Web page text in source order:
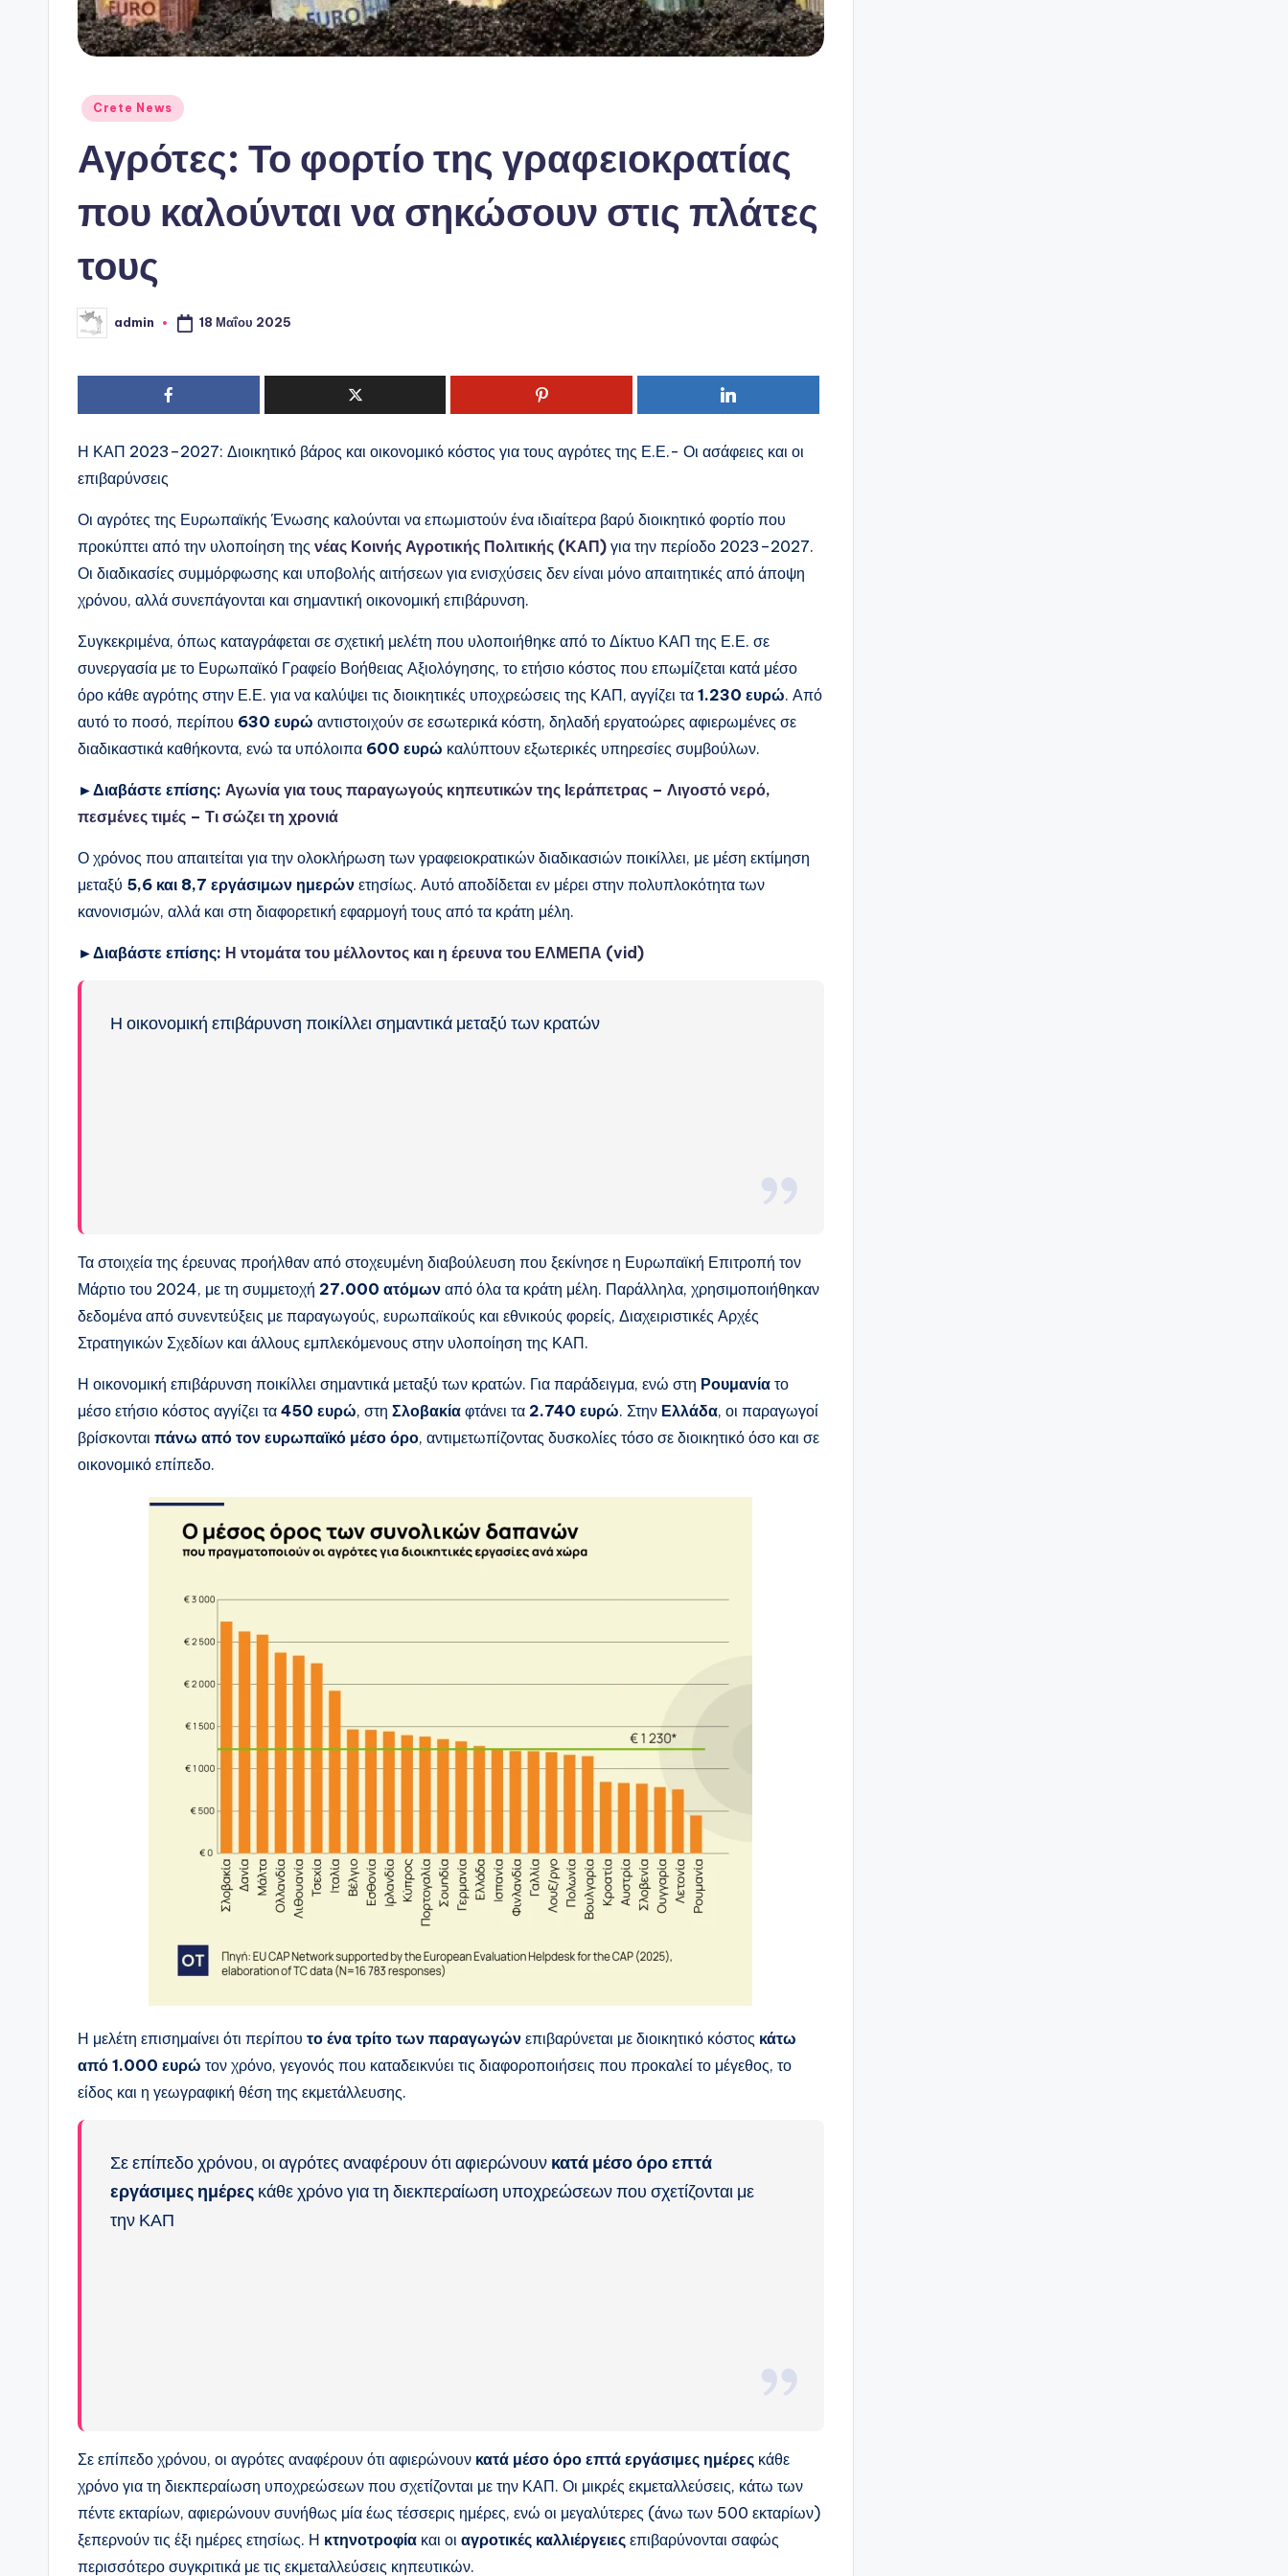
Αναρτήθηκε
Crete News
Αγρότες: Το φορτίο της γραφειοκρατίας
που καλούνται να σηκώσουν στις πλάτες
τους
Συγγραφέας:
admin 18 Μαΐου 2025
Η ΚΑΠ 2023–2027: Διοικητικό βάρος και οικονομικό κόστος για τους αγρότες της Ε.Ε.- Οι ασάφειες και οι
επιβαρύνσεις
Οι αγρότες της Ευρωπαϊκής Ένωσης καλούνται να επωμιστούν ένα ιδιαίτερα βαρύ διοικητικό φορτίο που
προκύπτει από την υλοποίηση της νέας Κοινής Αγροτικής Πολιτικής (ΚΑΠ) για την περίοδο 2023–2027.
Οι διαδικασίες συμμόρφωσης και υποβολής αιτήσεων για ενισχύσεις δεν είναι μόνο απαιτητικές από άποψη
χρόνου, αλλά συνεπάγονται και σημαντική οικονομική επιβάρυνση.
Συγκεκριμένα, όπως καταγράφεται σε σχετική μελέτη που υλοποιήθηκε από το Δίκτυο ΚΑΠ της Ε.Ε. σε
συνεργασία με το Ευρωπαϊκό Γραφείο Βοήθειας Αξιολόγησης, το ετήσιο κόστος που επωμίζεται κατά μέσο
όρο κάθε αγρότης στην Ε.Ε. για να καλύψει τις διοικητικές υποχρεώσεις της ΚΑΠ, αγγίζει τα 1.230 ευρώ. Από
αυτό το ποσό, περίπου 630 ευρώ αντιστοιχούν σε εσωτερικά κόστη, δηλαδή εργατοώρες αφιερωμένες σε
διαδικαστικά καθήκοντα, ενώ τα υπόλοιπα 600 ευρώ καλύπτουν εξωτερικές υπηρεσίες συμβούλων.
►Διαβάστε επίσης: Αγωνία για τους παραγωγούς κηπευτικών της Ιεράπετρας – Λιγοστό νερό,
πεσμένες τιμές – Τι σώζει τη χρονιά
Ο χρόνος που απαιτείται για την ολοκλήρωση των γραφειοκρατικών διαδικασιών ποικίλλει, με μέση εκτίμηση
μεταξύ 5,6 και 8,7 εργάσιμων ημερών ετησίως. Αυτό αποδίδεται εν μέρει στην πολυπλοκότητα των
κανονισμών, αλλά και στη διαφορετική εφαρμογή τους από τα κράτη μέλη.
►Διαβάστε επίσης: Η ντομάτα του μέλλοντος και η έρευνα του ΕΛΜΕΠΑ (vid)
Η οικονομική επιβάρυνση ποικίλλει σημαντικά μεταξύ των κρατών
Τα στοιχεία της έρευνας προήλθαν από στοχευμένη διαβούλευση που ξεκίνησε η Ευρωπαϊκή Επιτροπή τον
Μάρτιο του 2024, με τη συμμετοχή 27.000 ατόμων από όλα τα κράτη μέλη. Παράλληλα, χρησιμοποιήθηκαν
δεδομένα από συνεντεύξεις με παραγωγούς, ευρωπαϊκούς και εθνικούς φορείς, Διαχειριστικές Αρχές
Στρατηγικών Σχεδίων και άλλους εμπλεκόμενους στην υλοποίηση της ΚΑΠ.
Η οικονομική επιβάρυνση ποικίλλει σημαντικά μεταξύ των κρατών. Για παράδειγμα, ενώ στη Ρουμανία το
μέσο ετήσιο κόστος αγγίζει τα 450 ευρώ, στη Σλοβακία φτάνει τα 2.740 ευρώ. Στην Ελλάδα, οι παραγωγοί
βρίσκονται πάνω από τον ευρωπαϊκό μέσο όρο, αντιμετωπίζοντας δυσκολίες τόσο σε διοικητικό όσο και σε
οικονομικό επίπεδο.
Η μελέτη επισημαίνει ότι περίπου το ένα τρίτο των παραγωγών επιβαρύνεται με διοικητικό κόστος κάτω
από 1.000 ευρώ τον χρόνο, γεγονός που καταδεικνύει τις διαφοροποιήσεις που προκαλεί το μέγεθος, το
είδος και η γεωγραφική θέση της εκμετάλλευσης.
Σε επίπεδο χρόνου, οι αγρότες αναφέρουν ότι αφιερώνουν κατά μέσο όρο επτά
εργάσιμες ημέρες κάθε χρόνο για τη διεκπεραίωση υποχρεώσεων που σχετίζονται με
την ΚΑΠ
Σε επίπεδο χρόνου, οι αγρότες αναφέρουν ότι αφιερώνουν κατά μέσο όρο επτά εργάσιμες ημέρες κάθε
χρόνο για τη διεκπεραίωση υποχρεώσεων που σχετίζονται με την ΚΑΠ. Οι μικρές εκμεταλλεύσεις, κάτω των
πέντε εκταρίων, αφιερώνουν συνήθως μία έως τέσσερις ημέρες, ενώ οι μεγαλύτερες (άνω των 500 εκταρίων)
ξεπερνούν τις έξι ημέρες ετησίως. Η κτηνοτροφία και οι αγροτικές καλλιέργειες επιβαρύνονται σαφώς
περισσότερο συγκριτικά με τις εκμεταλλεύσεις κηπευτικών.